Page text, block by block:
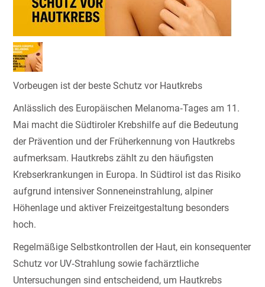
Vorbeugen ist der beste Schutz vor Hautkrebs
Anlässlich des Europäischen Melanoma‑Tages am 11.
Mai macht die Südtiroler Krebshilfe auf die Bedeutung
der Prävention und der Früherkennung von Hautkrebs
aufmerksam. Hautkrebs zählt zu den häufigsten
Krebserkrankungen in Europa. In Südtirol ist das Risiko
aufgrund intensiver Sonneneinstrahlung, alpiner
Höhenlage und aktiver Freizeitgestaltung besonders
hoch.
Regelmäßige Selbstkontrollen der Haut, ein konsequenter
Schutz vor UV‑Strahlung sowie fachärztliche
Untersuchungen sind entscheidend, um Hautkrebs